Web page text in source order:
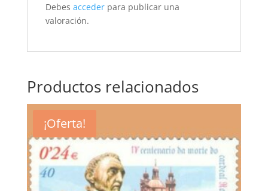
Debes accederpara publicar una
valoración.
Productos relacionados
¡Oferta!